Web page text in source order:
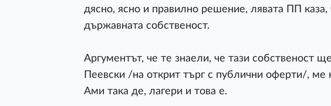
дясно, ясно и правилно решение, лявата ПП
държавната собственост.
Аргументът, че те знаели, че тази собственост
Пеевски /на открит търг с публични оферти/, ме
Ами така де, лагери и това е.